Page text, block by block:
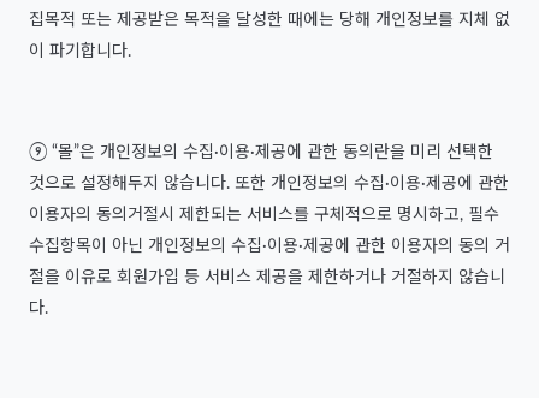
집목적 또는 제공받은 목적을 달성한 때에는 당해 개인정보를 지체 없
이 파기합니다.
⑨ “몰”은 개인정보의 수집·이용·제공에 관한 동의란을 미리 선택한
것으로 설정해두지 않습니다. 또한 개인정보의 수집·이용·제공에 관한
이용자의 동의거절시 제한되는 서비스를 구체적으로 명시하고, 필수
수집항목이 아닌 개인정보의 수집·이용·제공에 관한 이용자의 동의 거
절을 이유로 회원가입 등 서비스 제공을 제한하거나 거절하지 않습니
다.